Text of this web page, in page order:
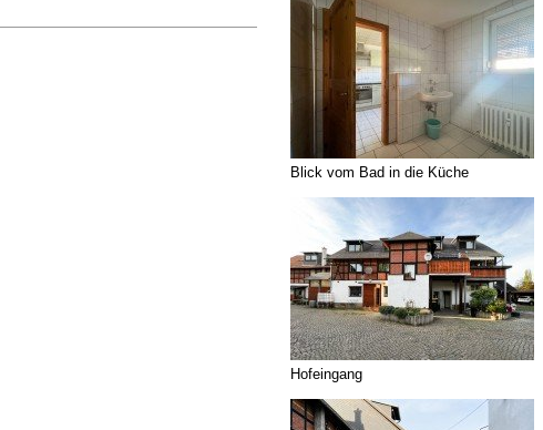
Blick vom Bad in die Küche
Hofeingang